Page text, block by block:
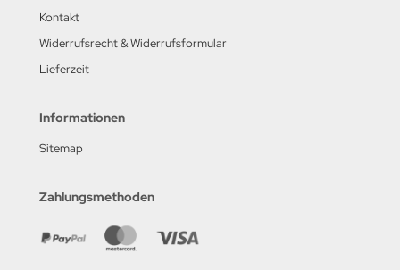
Kontakt
Widerrufsrecht & Widerrufsformular
Lieferzeit
Informationen
Sitemap
Zahlungsmethoden